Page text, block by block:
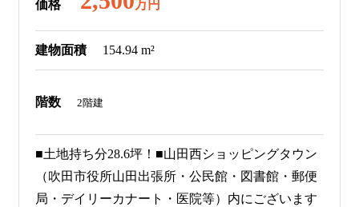
価格 万円
建物面積 154.94 m²
階数 2階建
■土地持ち分28.6坪！■山田西ショッピングタウン
（吹田市役所山田出張所・公民館・図書館・郵便
局・デイリーカナート・医院等）内にございます